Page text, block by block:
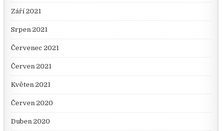
Září 2021
Srpen 2021
Červenec 2021
Červen 2021
Květen 2021
Červen 2020
Duben 2020